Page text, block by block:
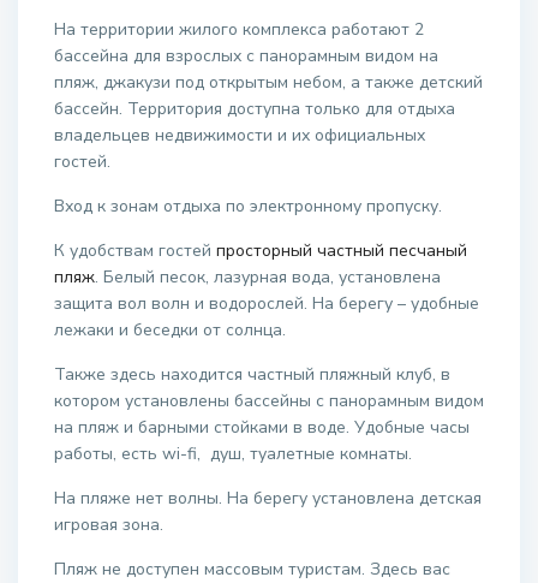
На территории жилого комплекса работают 2
бассейна для взрослых с панорамным видом на
пляж, джакузи под открытым небом, а также детский
бассейн. Территория доступна только для отдыха
владельцев недвижимости и их официальных
гостей.
Вход к зонам отдыха по электронному пропуску.
К удобствам гостей просторный частный песчаный
пляж. Белый песок, лазурная вода, установлена
защита вол волн и водорослей. На берегу – удобные
лежаки и беседки от солнца.
Также здесь находится частный пляжный клуб, в
котором установлены бассейны с панорамным видом
на пляж и барными стойками в воде. Удобные часы
работы, есть wi-fi, душ, туалетные комнаты.
На пляже нет волны. На берегу установлена детская
игровая зона.
Пляж не доступен массовым туристам. Здесь вас